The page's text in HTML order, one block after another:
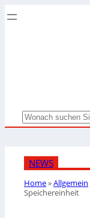
Search
NEWS
Home»Allgemein
Speichereinheit